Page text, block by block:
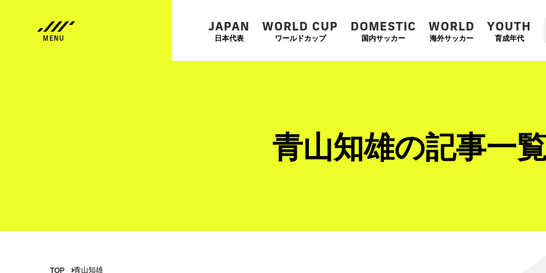
JAPAN
日本代表
WORLD CUP
ワールドカップ
DOMESTIC
国内サッカー
WORLD
海外サッカー
YOUTH
育成年代
青山知雄の記事一
TOP 青山知雄